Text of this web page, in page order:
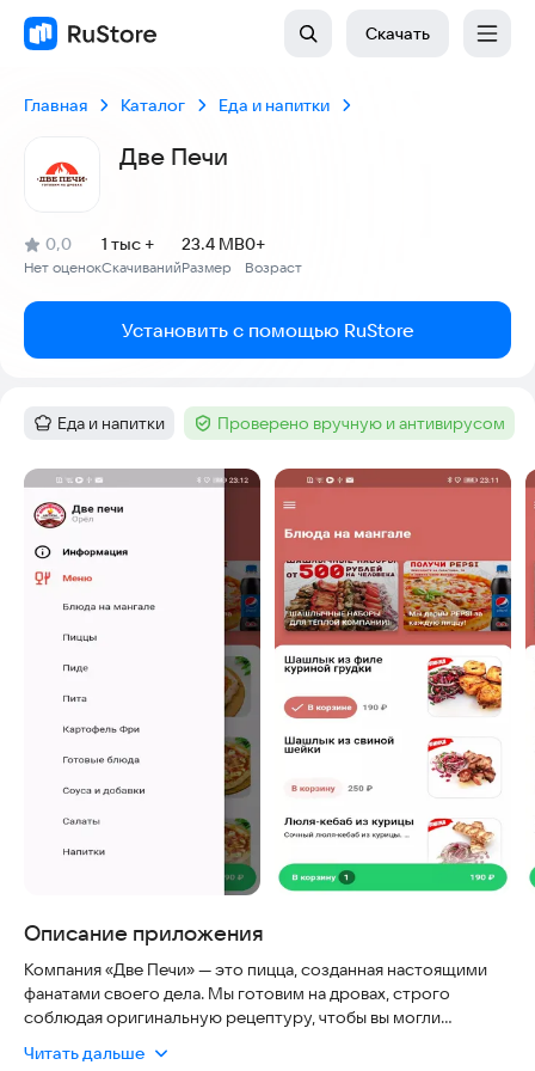
Скачать
Главная Каталог Еда и напитки
Две Печи
Рейтинг:
0,0
(
Нет оценок
)
Скачиваний
1 тыс +
Размер
23.4 MB
Возраст
0+
Установить с помощью RuStore
Категория:
Еда и напитки Тег :Проверено вручную и антивирусом
Скриншоты
Описание приложения
Компания «Две Печи» — это пицца, созданная настоящими
фанатами своего дела. Мы готовим на дровах, строго
соблюдая оригинальную рецептуру, чтобы вы могли
Читать дальше